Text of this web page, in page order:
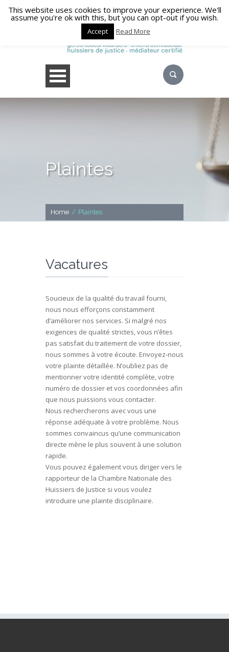
Plaintes
Home / Plaintes
Vacatures
Soucieux de la qualité du travail fourni,
nous nous efforçons constamment
d’améliorer nos services. Si malgré nos
exigences de qualité strictes, vous n’êtes
pas satisfait du traitement de votre dossier,
nous sommes à votre écoute. Envoyez-nous
votre plainte détaillée. N’oubliez pas de
mentionner votre identité complète, votre
numéro de dossier et vos coordonnées afin
que nous puissions vous contacter.
Nous rechercherons avec vous une
réponse adéquate à votre problème. Nous
sommes convaincus qu’une communication
directe mène le plus souvent à une solution
rapide.
Vous pouvez également vous diriger vers le
rapporteur de la Chambre Nationale des
Huissiers de Justice si vous voulez
introduire une plainte disciplinaire.
This website uses cookies to improve your experience. We'll
assume you're ok with this, but you can opt-out if you wish.
Accept Read More